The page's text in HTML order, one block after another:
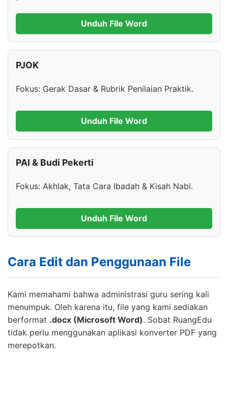
Unduh File Word
PJOK
Fokus: Gerak Dasar & Rubrik Penilaian Praktik.
Unduh File Word
PAI & Budi Pekerti
Fokus: Akhlak, Tata Cara Ibadah & Kisah Nabi.
Unduh File Word
Cara Edit dan Penggunaan File
Kami memahami bahwa administrasi guru sering kali
menumpuk. Oleh karena itu, file yang kami sediakan
berformat .docx (Microsoft Word). Sobat RuangEdu
tidak perlu menggunakan aplikasi konverter PDF yang
merepotkan.